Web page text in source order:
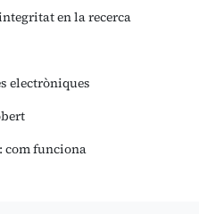
en la recerca
electròniques
com funciona